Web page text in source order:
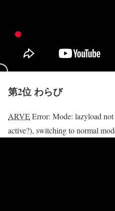
第2位 わらび
ARVEError: Mode: lazyload
active?), switching to normal